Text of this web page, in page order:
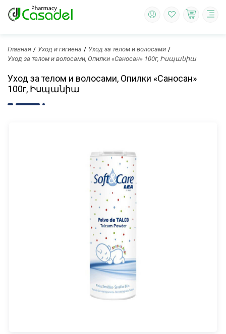
Главная Уход и гигиена
Уход за телом и волосами
Уход за телом и волосами, Опилки «Саносан» 100г, Իսպանիա
Уход за телом и волосами, Опилки «Саносан»
100г, Իսպանիա